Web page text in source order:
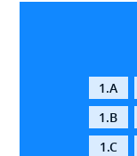
1.A
1.B
1.C